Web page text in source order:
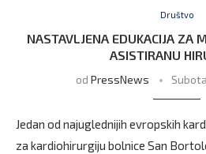
Društvo
NASTAVLJENA EDUKACIJA ZA
ASISTIRANU
od PressNews
Jedan od najuglednijih evropskih
za kardiohirurgiju bolnice San